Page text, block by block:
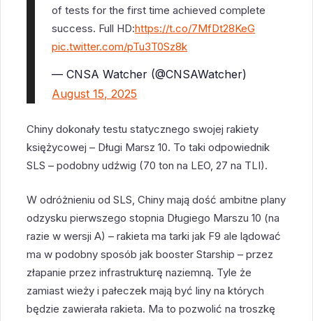
of tests for the first time achieved complete
success. Full HD:https://t.co/7MfDt28KeG
pic.twitter.com/pTu3T0Sz8k
— CNSA Watcher (@CNSAWatcher)
August 15, 2025
Chiny dokonały testu statycznego swojej rakiety
księżycowej – Długi Marsz 10. To taki odpowiednik
SLS – podobny udźwig (70 ton na LEO, 27 na TLI).
W odróżnieniu od SLS, Chiny mają dość ambitne plany
odzysku pierwszego stopnia Długiego Marszu 10 (na
razie w wersji A) – rakieta ma tarki jak F9 ale lądować
ma w podobny sposób jak booster Starship – przez
złapanie przez infrastrukturę naziemną. Tyle że
zamiast wieży i pałeczek mają być liny na których
będzie zawierała rakieta. Ma to pozwolić na troszkę